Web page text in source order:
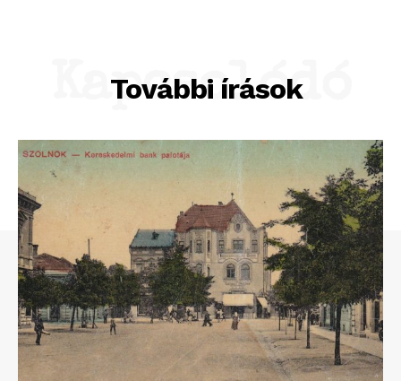
További írások
Kapcsolódó